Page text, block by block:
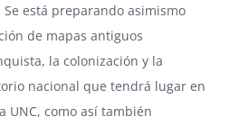
está preparando asimismo
de mapas antiguos
la colonización y la
nacional que tendrá lugar en
UNC, como así también